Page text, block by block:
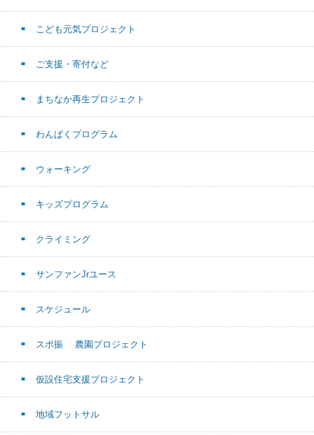
こども元気プロジェクト
ご支援・寄付など
まちなか再生プロジェクト
わんぱくプログラム
ウォーキング
キッズプログラム
クライミング
サンファンJrユース
スケジュール
スポ振 農園プロジェクト
仮設住宅支援プロジェクト
地域フットサル